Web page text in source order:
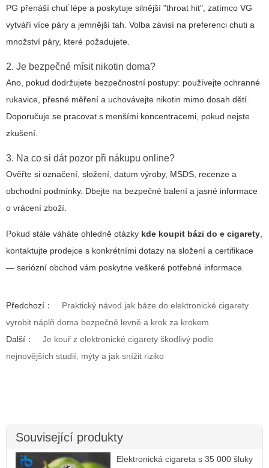
PG přenáší chuť lépe a poskytuje silnější "throat hit", zatímco VG
vytváří více páry a jemnější tah. Volba závisí na preferenci chuti a
množství páry, které požadujete.
2. Je bezpečné mísit nikotin doma?
Ano, pokud dodržujete bezpečnostní postupy: používejte ochranné
rukavice, přesné měření a uchovávejte nikotin mimo dosah dětí.
Doporučuje se pracovat s menšími koncentracemi, pokud nejste
zkušení.
3. Na co si dát pozor při nákupu online?
Ověřte si označení, složení, datum výroby, MSDS, recenze a
obchodní podmínky. Dbejte na bezpečné balení a jasné informace
o vrácení zboží.
Pokud stále váháte ohledně otázky kde koupit bázi do e cigarety,
kontaktujte prodejce s konkrétními dotazy na složení a certifikace
— seriózní obchod vám poskytne veškeré potřebné informace.
Předchozí：
Praktický návod jak báze do elektronické cigarety
vyrobit náplň doma bezpečně levně a krok za krokem
Další：
Je kouř z elektronické cigarety škodlivý podle
nejnovějších studií, mýty a jak snížit riziko
Související produkty
Elektronická cigareta s 35 000 šluky